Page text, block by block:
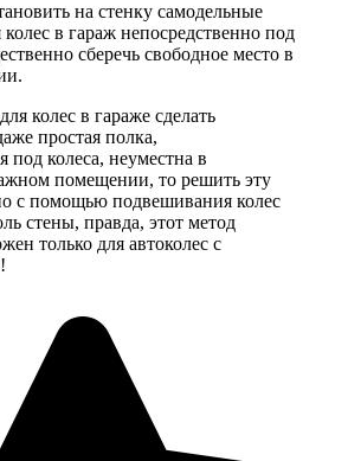
на стенку самодельные
в гараж непосредственно под
сберечь свободное место в
колес в гараже сделать
простая полка,
под колеса, неуместна в
помещении, то решить эту
с помощью подвешивания колес
стены, правда, этот метод
только для автоколес с